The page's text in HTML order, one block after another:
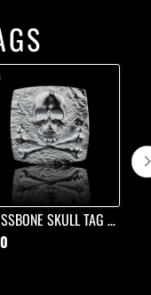
CROSSBONE SKULL TAG Silber